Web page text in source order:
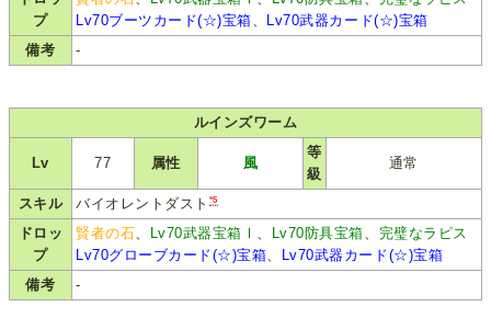
プ
Lv70ブーツカード(☆)宝箱、
Lv70武器カード(☆)宝箱
備考
-
ルインズワーム
Lv 77 属性 風
等
級
通常
スキル バイオレントダスト *5
ドロッ
プ
賢者の石、 Lv70武器宝箱Ⅰ 、 Lv70防具宝箱、 完璧なラピス
Lv70グローブカード(☆)宝箱、
Lv70武器カード(☆)宝箱
備考
-